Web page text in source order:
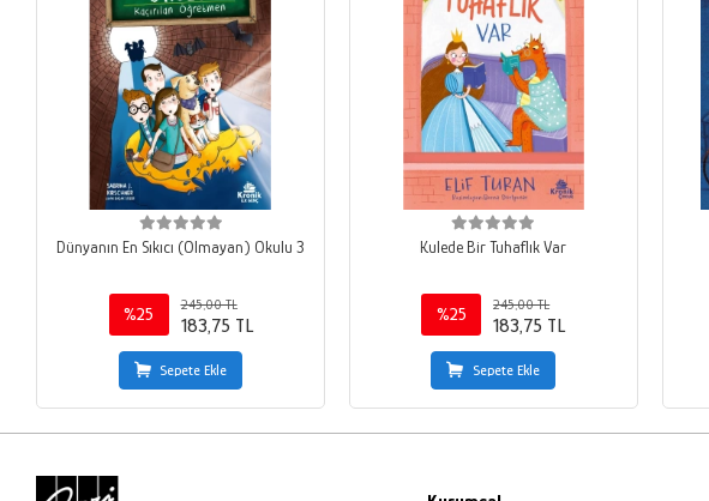
Dünyanın En Sıkıcı (Olmayan) Okulu 3
%25
245,00 TL
183,75 TL
Sepete Ekle
Kulede Bir Tuhaflık Var
%25
245,00 TL
183,75 TL
Sepete Ekle